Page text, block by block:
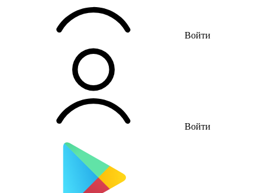
Войти
Войти